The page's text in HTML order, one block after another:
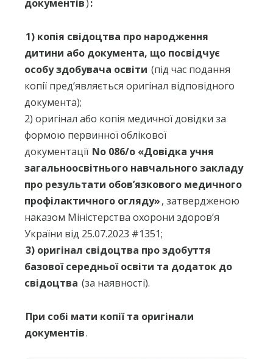
документів):
1) копія свідоцтва про народження
дитини або документа, що посвідчує
особу здобувача освіти (під час подання
копії пред’являється оригінал відповідного
документа);
2) оригінал або копія медичної довідки за
формою первинної облікової
документації No 086/о «Довідка учня
загальноосвітнього навчального закладу
про результати обов’язкового медичного
профілактичного огляду», затвердженою
наказом Міністерства охорони здоров’я
України від 25.07.2023 #1351;
3) оригінал свідоцтва про здобуття
базової середньої освіти та додаток до
свідоцтва (за наявності).
При собі мати копії та оригінали
документів.